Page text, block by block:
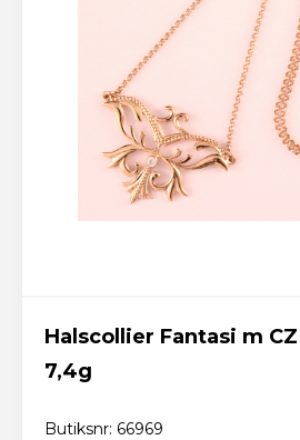
Halscollier Fantasi m
7,4g
Butiksnr: 66969